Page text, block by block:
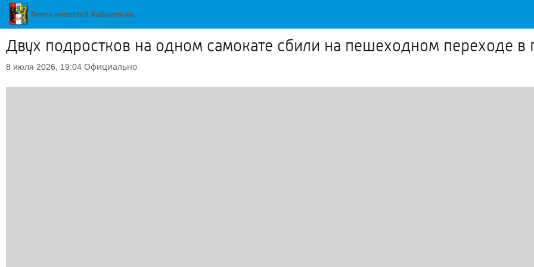
Двух подростков на одном самокате сбили на пешеходном переходе в
8 июля 2026, 19:04 Официально